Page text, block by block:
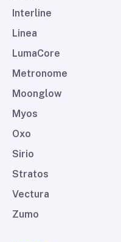
Interline
Linea
LumaCore
Metronome
Moonglow
Myos
Oxo
Sirio
Stratos
Vectura
Zumo